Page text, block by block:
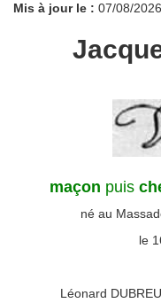
Mis à jour le : 07/08/2026
maçon puis
né au
le
Léonard